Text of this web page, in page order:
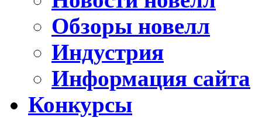
Обзоры новелл
Индустрия
Информация сайта
Конкурсы